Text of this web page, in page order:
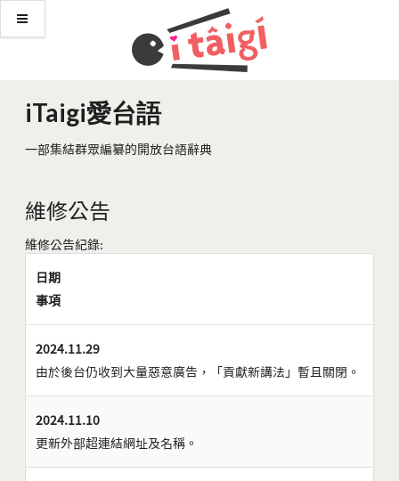
iTaigi愛台語
一部集結群眾編纂的開放台語辭典
維修公告
維修公告紀錄:
日期
事項
2024.11.29
由於後台仍收到大量惡意廣告，「貢獻新講法」暫且關閉。
2024.11.10
更新外部超連結網址及名稱。